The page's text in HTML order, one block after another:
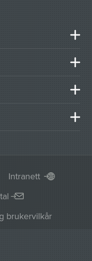
Intranett
brukervilkår